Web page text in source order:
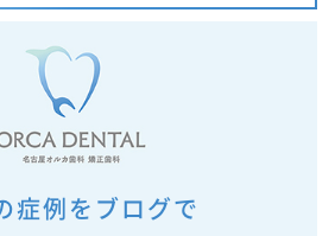
症例をブログで